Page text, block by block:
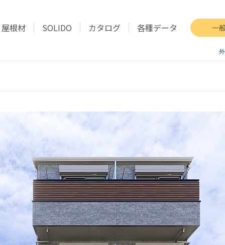
屋根材 SOLIDO カタログ 各種データ 一